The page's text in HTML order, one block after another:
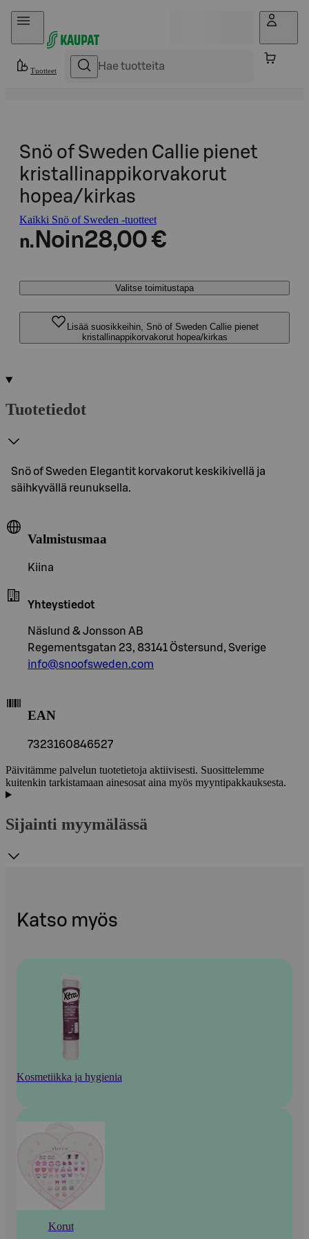
Hyppää sisältöön
Tuotteet
Snö of Sweden Callie pienet
kristallinappikorvakorut
hopea/kirkas
Kaikki Snö of Sweden -tuotteet
n. Noin28,00 €
Valitse toimitustapa
Lisää suosikkeihin, Snö of Sweden Callie pienet
kristallinappikorvakorut hopea/kirkas
Tuotetiedot
Snö of Sweden Elegantit korvakorut keskikivellä ja
säihkyvällä reunuksella.
Valmistusmaa
Kiina
Yhteystiedot
Näslund & Jonsson AB
Regementsgatan 23, 83141 Östersund, Sverige
info@snoofsweden.com
EAN
7323160846527
Päivitämme palvelun tuotetietoja aktiivisesti. Suosittelemme
kuitenkin tarkistamaan ainesosat aina myös myyntipakkauksesta.
Sijainti myymälässä
Katso myös
Kosmetiikka ja hygienia
Korut